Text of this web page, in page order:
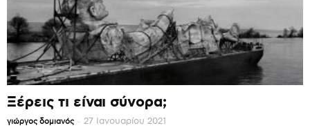
Ξέρεις τι είναι σύνορα;
γιώργος δομιανός - 27 Ιανουαρίου 2021